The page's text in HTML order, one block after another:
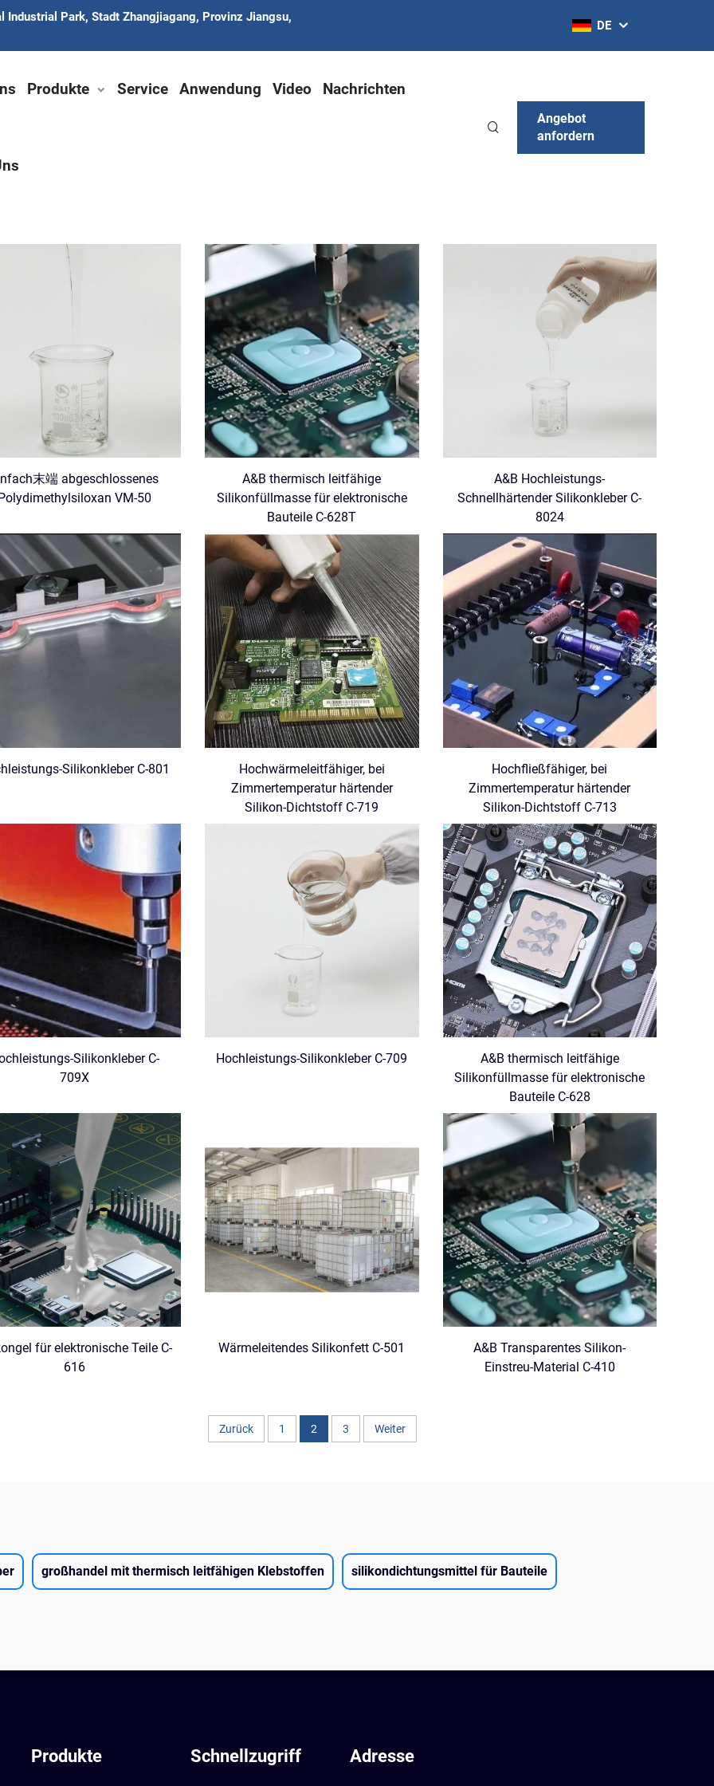
Industrial Park, Stadt Zhangjiagang, Provinz Jiangsu,
DE
Produkte Service Anwendung Video Nachrichten
Angebot
anfordern
末端 abgeschlossenes
VM-50
A&B thermisch leitfähige
Silikonfüllmasse für elektronische
Bauteile C-628T
A&B Hochleistungs-
Schnellhärtender Silikonkleber C-
8024
Silikonkleber C-801
Hochwärmeleitfähiger, bei
Zimmertemperatur härtender
Silikon-Dichtstoff C-719
Hochfließfähiger, bei
Zimmertemperatur härtender
Silikon-Dichtstoff C-713
Silikonkleber C-
709X
Hochleistungs-Silikonkleber C-709
A&B thermisch leitfähige
Silikonfüllmasse für elektronische
Bauteile C-628
für elektronische Teile C-
616
Wärmeleitendes Silikonfett C-501
A&B Transparentes Silikon-
Einstreu-Material C-410
Zurück 1 2 3 Weiter
großhandel mit thermisch leitfähigen Klebstoffen silikondichtungsmittel für Bauteile
Produkte Schnellzugriff Adresse